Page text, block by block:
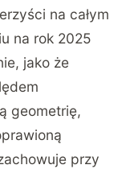
na całym
na rok 2025
jako że
geometrię,
przy